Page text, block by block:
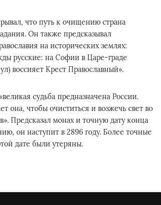
что путь к очищению страна
Он также предсказывал
на исторических землях:
русские: на Софии в Царе-граде
воссияет Крест Православный».
судьба предназначена России.
она, чтобы очиститься и возжечь свет во
Предсказал монах и точную дату конца
он наступит в 2896 году. Более точные
дате были утеряны.